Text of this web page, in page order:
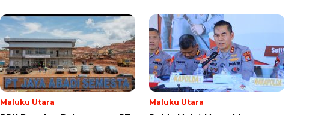
Maluku Utara Maluku Utara